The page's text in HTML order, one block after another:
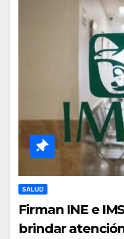
SALUD
Firman INE e
brindar